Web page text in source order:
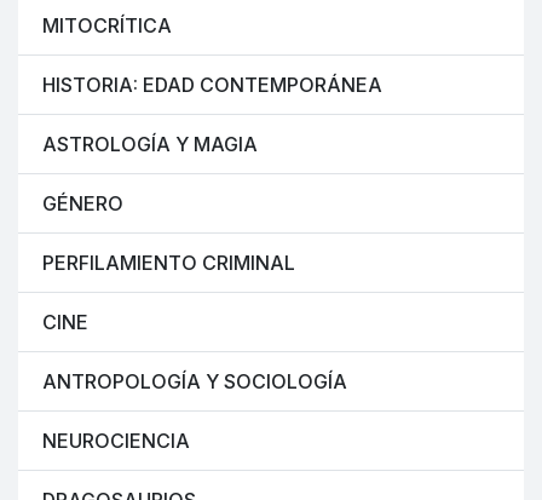
MITOCRÍTICA
HISTORIA: EDAD CONTEMPORÁNEA
ASTROLOGÍA Y MAGIA
GÉNERO
PERFILAMIENTO CRIMINAL
CINE
ANTROPOLOGÍA Y SOCIOLOGÍA
NEUROCIENCIA